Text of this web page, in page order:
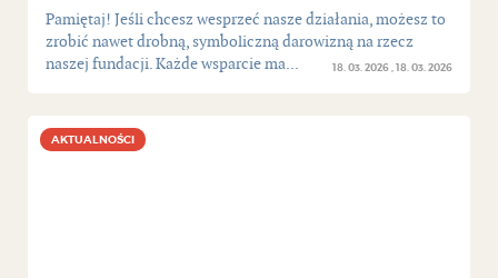
18. 03. 2026 18. 03. 2026
Pamiętaj! Jeśli chcesz wesprzeć nasze działania, możesz to
zrobić nawet drobną, symboliczną darowizną na rzecz
naszej fundacji. Każde wsparcie ma...
AKTUALNOŚCI
AKTUALNOŚCI